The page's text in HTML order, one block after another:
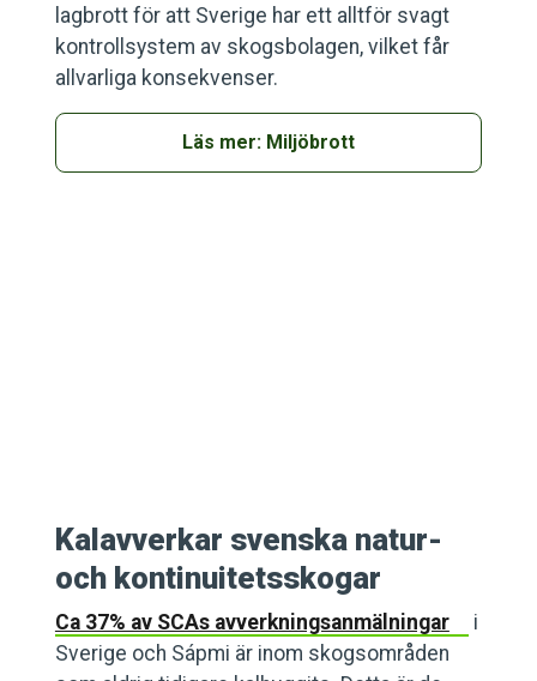
lagbrott för att Sverige har ett alltför svagt
kontrollsystem av skogsbolagen, vilket får
allvarliga konsekvenser.
Läs mer: Miljöbrott
Kalavverkar svenska natur-
och kontinuitetsskogar
Ca 37% av SCAs avverkningsanmälningar
i
Sverige och Sápmi är inom skogsområden